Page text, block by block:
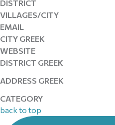
DISTRICT
VILLAGES/CITY
EMAIL
CITY GREEK
WEBSITE
DISTRICT GREEK
ADDRESS GREEK
CATEGORY
back to top